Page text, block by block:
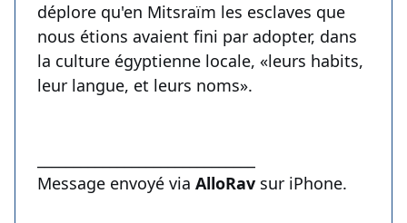
déplore qu'en Mitsraïm les esclaves que
nous étions avaient fini par adopter, dans
la culture égyptienne locale, «leurs habits,
leur langue, et leurs noms».
Message envoyé via AlloRav sur iPhone.